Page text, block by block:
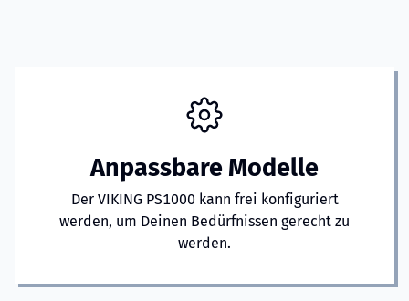
Anpassbare Modelle
Der VIKING PS1000 kann frei konfiguriert
werden, um Deinen Bedürfnissen gerecht zu
werden.